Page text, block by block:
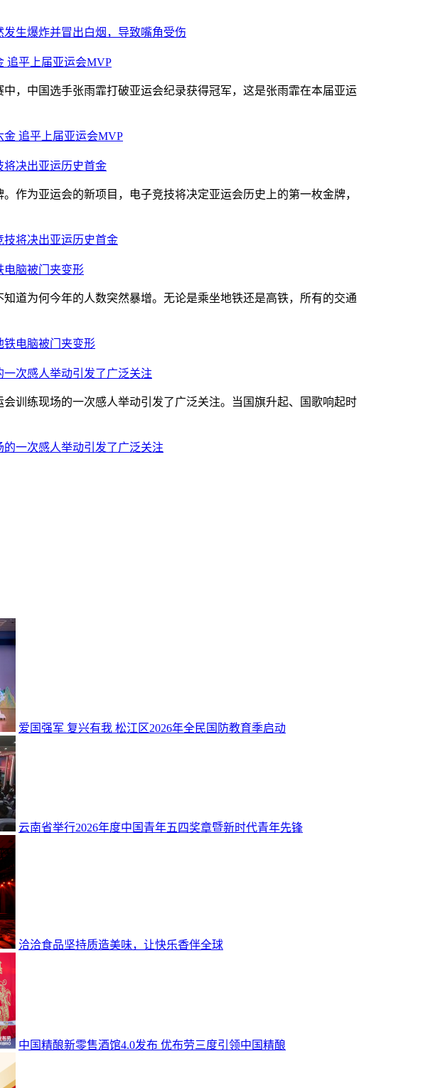
追平上届亚运会MVP
，中国选手张雨霏打破亚运会纪录获得冠军，这是张雨霏在本届亚运
将决出亚运历史首金
作为亚运会的新项目，电子竞技将决定亚运会历史上的第一枚金牌，
电脑被门夹变形
道为何今年的人数突然暴增。无论是乘坐地铁还是高铁，所有的交通
次感人举动引发了广泛关注
训练现场的一次感人举动引发了广泛关注。当国旗升起、国歌响起时
爱国强军 复兴有我 松江区2026年全民国防教育季启动
云南省举行2026年度中国青年五四奖章暨新时代青年先锋
洽洽食品坚持质造美味，让快乐香伴全球
中国精酿新零售酒馆4.0发布 优布劳三度引领中国精酿